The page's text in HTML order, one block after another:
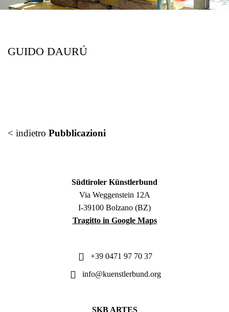
GUIDO DAURÚ
< indietro Pubblicazioni
Südtiroler Künstlerbund
Via Weggenstein 12A
I-39100 Bolzano (BZ)
Tragitto in Google Maps
+39 0471 97 70 37
info@kuenstlerbund.org
SKB ARTES